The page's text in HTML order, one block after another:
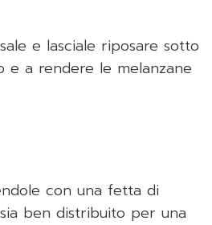
e lasciale riposare sotto
e a rendere le melanzane
con una fetta di
ben distribuito per una